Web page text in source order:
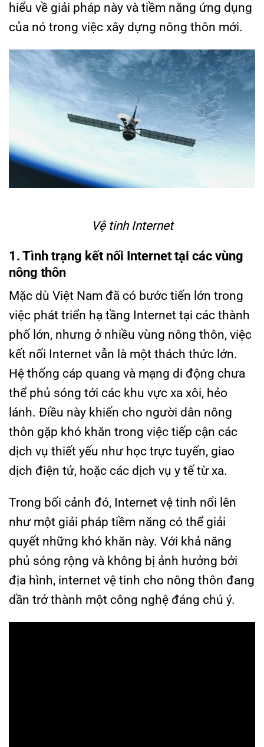
hiểu về giải pháp này và tiềm năng ứng dụng
của nó trong việc xây dựng nông thôn mới.
Vệ tinh Internet
1. Tình trạng kết nối Internet tại các vùng
nông thôn
Mặc dù Việt Nam đã có bước tiến lớn trong
việc phát triển hạ tầng Internet tại các thành
phố lớn, nhưng ở nhiều vùng nông thôn, việc
kết nối Internet vẫn là một thách thức lớn.
Hệ thống cáp quang và mạng di động chưa
thể phủ sóng tới các khu vực xa xôi, hẻo
lánh. Điều này khiến cho người dân nông
thôn gặp khó khăn trong việc tiếp cận các
dịch vụ thiết yếu như học trực tuyến, giao
dịch điện tử, hoặc các dịch vụ y tế từ xa.
Trong bối cảnh đó, Internet vệ tinh nổi lên
như một giải pháp tiềm năng có thể giải
quyết những khó khăn này. Với khả năng
phủ sóng rộng và không bị ảnh hưởng bởi
địa hình, internet vệ tinh cho nông thôn đang
dần trở thành một công nghệ đáng chú ý.